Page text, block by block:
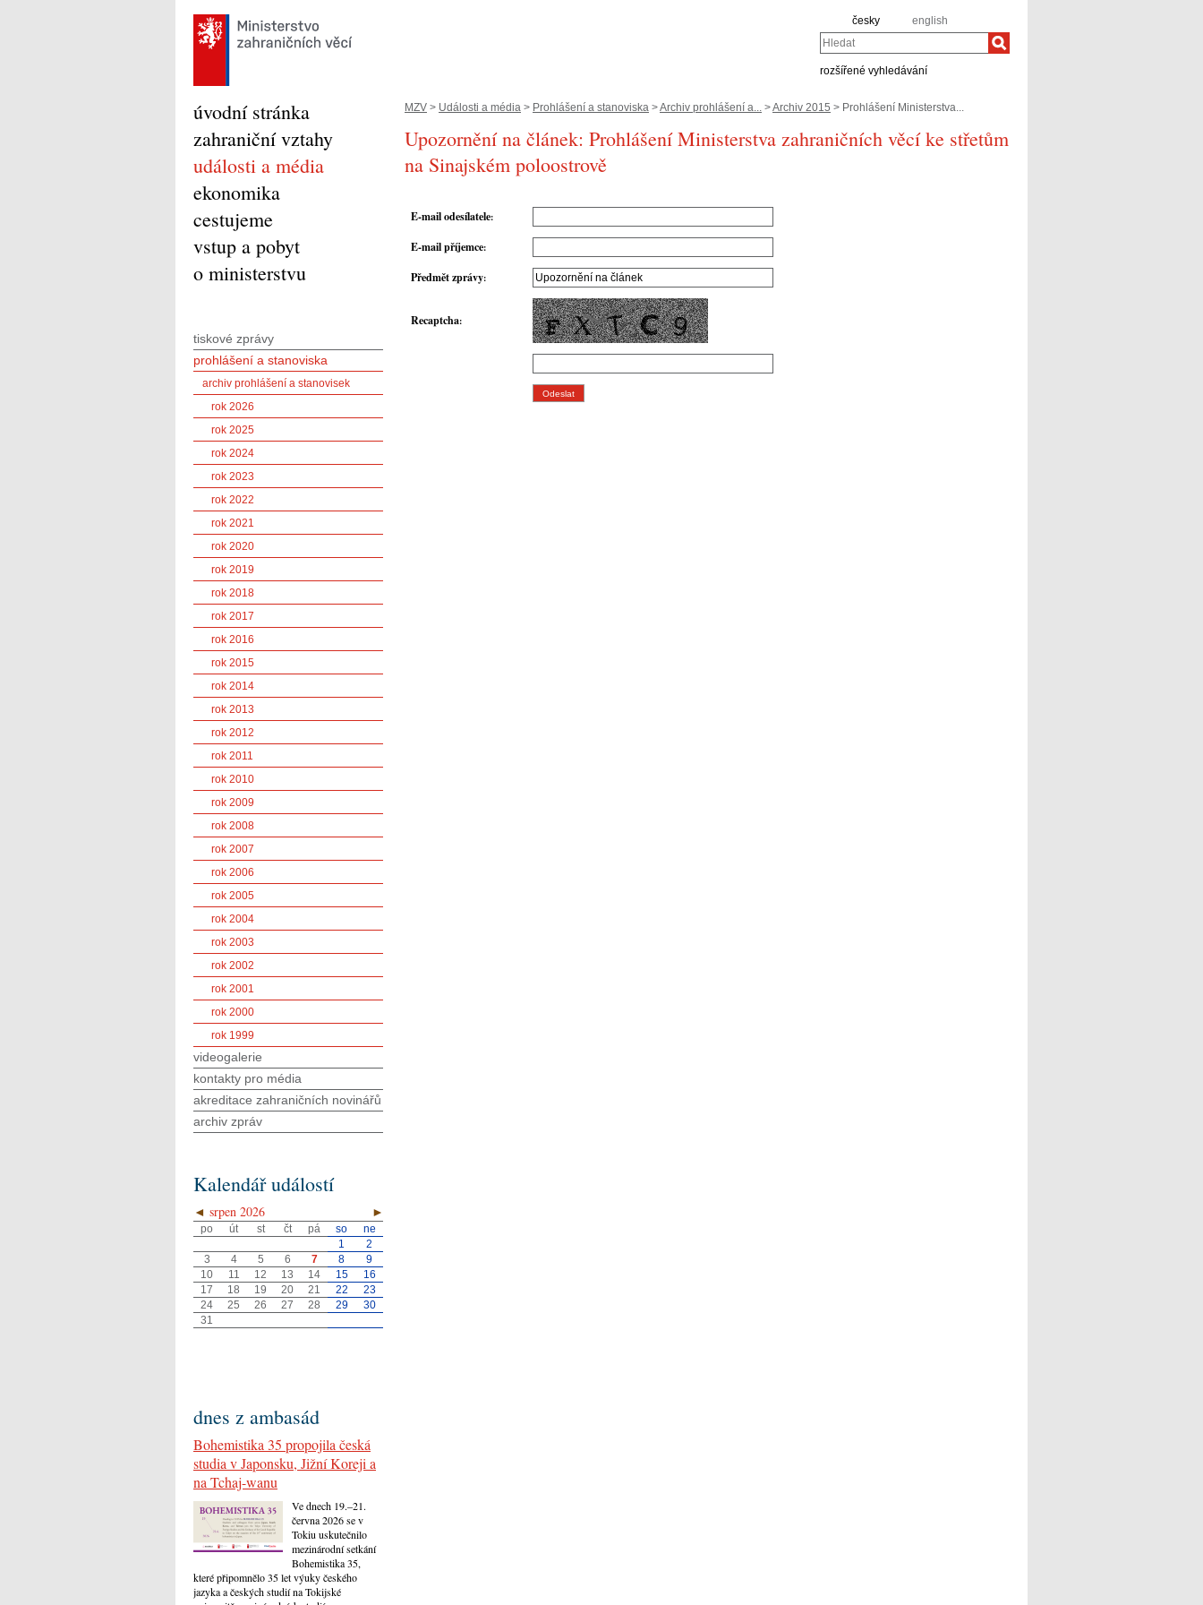
česky english
Hledat
rozšířené vyhledávání
MZV > Události a média > Prohlášení a stanoviska >Archiv prohlášení a... >Archiv 2015 > Prohlášení Ministerstva...
Upozornění na článek: Prohlášení Ministerstva zahraničních věcí ke střetům
na Sinajském poloostrově
E-mail odesílatele:
E-mail příjemce:
Předmět zprávy:
Recaptcha:
úvodní stránka
zahraniční vztahy
události a média
ekonomika
cestujeme
vstup a pobyt
o ministerstvu
tiskové zprávy
prohlášení a stanoviska
archiv prohlášení a stanovisek
rok 2026
rok 2025
rok 2024
rok 2023
rok 2022
rok 2021
rok 2020
rok 2019
rok 2018
rok 2017
rok 2016
rok 2015
rok 2014
rok 2013
rok 2012
rok 2011
rok 2010
rok 2009
rok 2008
rok 2007
rok 2006
rok 2005
rok 2004
rok 2003
rok 2002
rok 2001
rok 2000
rok 1999
videogalerie
kontakty pro média
akreditace zahraničních novinářů
archiv zpráv
Kalendář událostí
◄ ►
srpen 2026
po út st čt pá so
ne
1
2
3
4 5 6 7 8
9
10
11 12 13 14 15
16
17
18 19 20 21 22
23
24
25 26 27 28 29
30
31
dnes z ambasád
Bohemistika 35 propojila česká
studia v Japonsku, Jižní Koreji a
na Tchaj-wanu
Ve dnech 19.–21.
června 2026 se v
Tokiu uskutečnilo
mezinárodní setkání
Bohemistika 35,
které připomnělo 35 let výuky českého
jazyka a českých studií na Tokijské